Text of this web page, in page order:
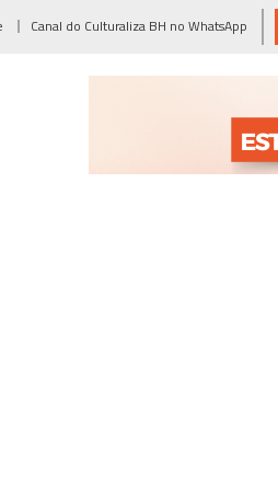
Canal do Culturaliza BH no WhatsApp